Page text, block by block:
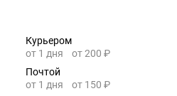
Курьером
от 1 дня
от 200 ₽
Почтой
от 1 дня
от 150 ₽